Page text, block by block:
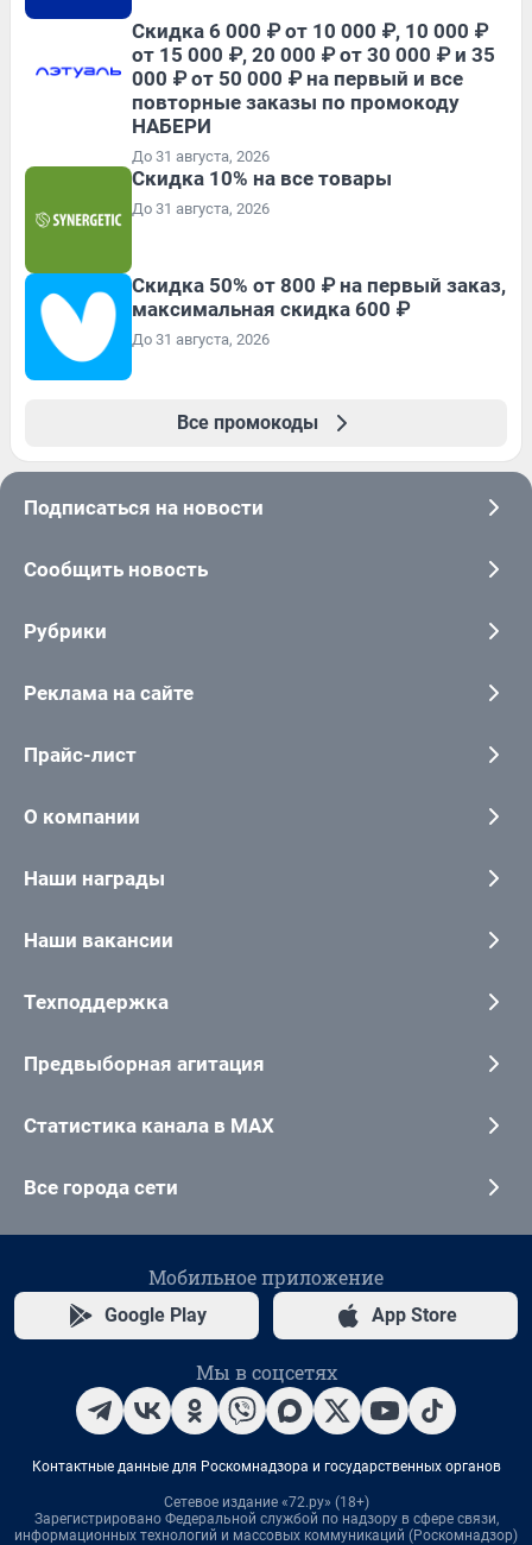
Скидка 6 000 ₽ от 10 000 ₽, 10 000 ₽
от 15 000 ₽, 20 000 ₽ от 30 000 ₽ и 35
000 ₽ от 50 000 ₽ на первый и все
повторные заказы по промокоду
НАБЕРИ
До 31 августа, 2026
Скидка 10% на все товары
До 31 августа, 2026
Скидка 50% от 800 ₽ на первый заказ,
максимальная скидка 600 ₽
До 31 августа, 2026
Все промокоды
Подписаться на новости
Сообщить новость
Рубрики
Реклама на сайте
Прайс-лист
О компании
Наши награды
Наши вакансии
Техподдержка
Предвыборная агитация
Статистика канала в MAX
Все города сети
Мобильное приложение
Google Play App Store
Мы в соцсетях
Контактные данные для Роскомнадзора и государственных органов
Сетевое издание «72.ру» (18+)
Зарегистрировано Федеральной службой по надзору в сфере связи,
информационных технологий и массовых коммуникаций (Роскомнадзор)